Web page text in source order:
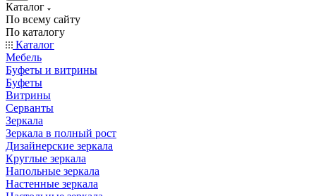
Каталог
По всему сайту
По каталогу
Каталог
Мебель
Буфеты и витрины
Буфеты
Витрины
Серванты
Зеркала
Зеркала в полный рост
Дизайнерские зеркала
Круглые зеркала
Напольные зеркала
Настенные зеркала